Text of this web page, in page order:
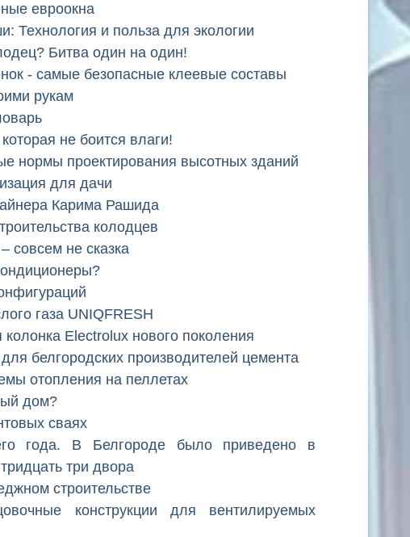
евроокна
Технология и польза для экологии
Битва один на один!
- самые безопасные клеевые составы
рукам
не боится влаги!
нормы проектирования высотных зданий
для дачи
Карима Рашида
колодцев
совсем не сказка
газа UNIQFRESH
колонка Electrolux нового поколения
для белгородских производителей цемента
отопления на пеллетах
дом?
сваях
года. В Белгороде было приведено в
три двора
строительстве
конструкции для вентилируемых